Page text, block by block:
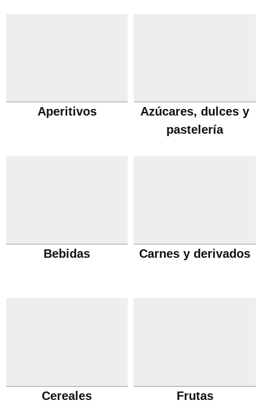
Aperitivos
Azúcares, dulces y
pastelería
Bebidas Carnes y derivados
Cereales Frutas